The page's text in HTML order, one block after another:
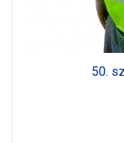
50.